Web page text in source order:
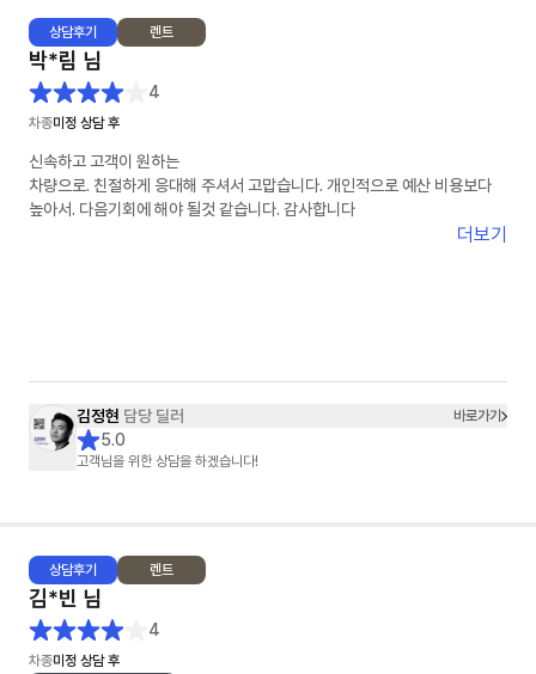
상담후기 렌트
박*림 님
4
차종미정 상담 후
신속하고 고객이 원하는
차량으로. 친절하게 응대해 주셔서 고맙습니다. 개인적으로 예산 비용보다
높아서. 다음기회에 해야 될것 같습니다. 감사합니다
더보기
김정현 담당 딜러 바로가기
5.0
고객님을 위한 상담을 하겠습니다!
상담후기 렌트
김*빈 님
4
차종미정 상담 후